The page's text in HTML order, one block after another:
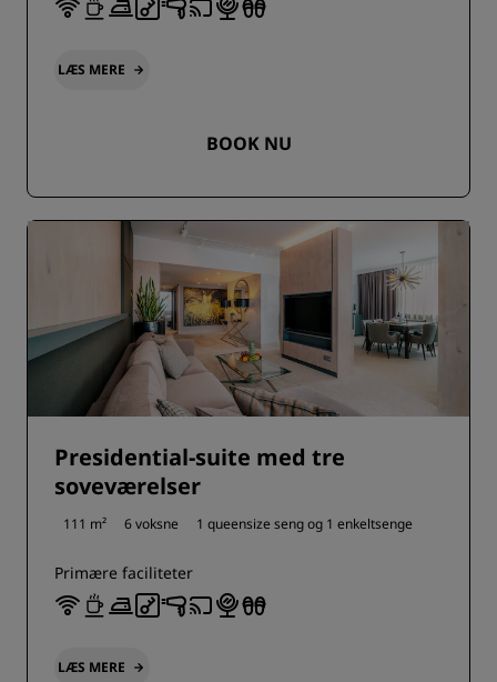
LÆS MERE
BOOK NU
Presidential-suite med tre
soveværelser
111 m² 6 voksne 1 queensize seng og 1 enkeltsenge
Primære faciliteter
LÆS MERE